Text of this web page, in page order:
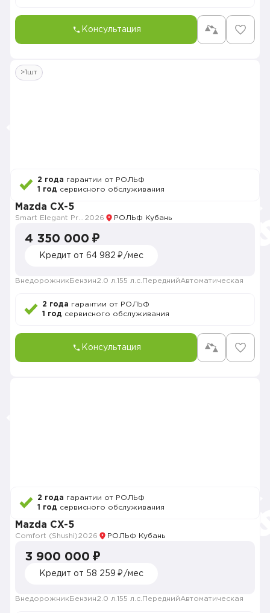
Консультация
>1шт
2 года гарантии от РОЛЬФ
1 год сервисного обслуживания
Mazda CX-5
2026 РОЛЬФ Кубань
4 350 000 ₽
Кредит от 64 982 ₽/мес
Внедорожник Бензин2.0 л. 155 л.с. ПереднийАвтоматическая
2 года гарантии от РОЛЬФ
1 год сервисного обслуживания
Консультация
2 года гарантии от РОЛЬФ
1 год сервисного обслуживания
Mazda CX-5
Comfort (Shushi)2026 РОЛЬФ Кубань
3 900 000 ₽
Кредит от 58 259 ₽/мес
Внедорожник Бензин2.0 л. 155 л.с. ПереднийАвтоматическая